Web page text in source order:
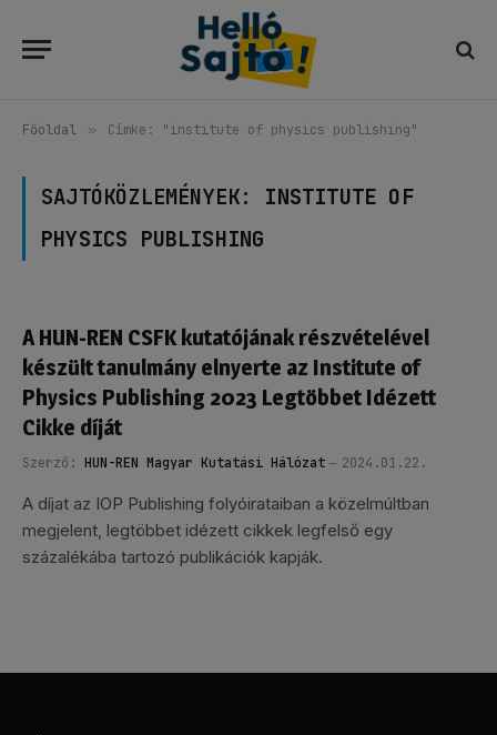
Főoldal » Címke: "institute of physics publishing"
SAJTÓKÖZLEMÉNYEK: INSTITUTE OF
PHYSICS PUBLISHING
A HUN-REN CSFK kutatójának részvételével
készült tanulmány elnyerte az Institute of
Physics Publishing 2023 Legtöbbet Idézett
Cikke díját
Szerző: HUN-REN Magyar Kutatási Hálózat 2024.01.22.
A díjat az IOP Publishing folyóirataiban a közelmúltban
megjelent, legtöbbet idézett cikkek legfelső egy
százalékába tartozó publikációk kapják.